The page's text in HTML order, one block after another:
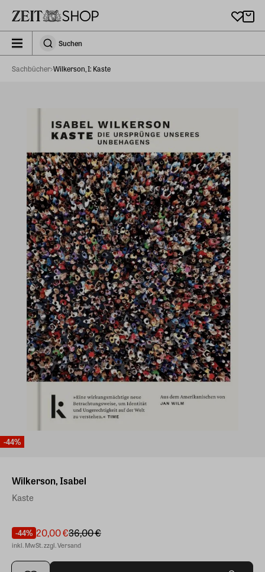
zeit_storefront.components.search.collapsed
SuchenSuchen
Sachbücher Wilkerson, I: Kaste
-44%
Wilkerson, Isabel
Kaste
-44% 20,00 €36,00 €
inkl. MwSt. zzgl. Versand